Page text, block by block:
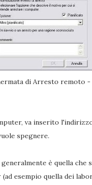
di Arresto remoto -
va inserito
spegnere.
è quella che
esempio quella dei